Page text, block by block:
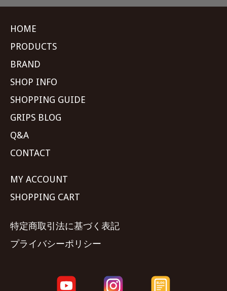
HOME
PRODUCTS
BRAND
SHOP INFO
SHOPPING GUIDE
GRIPS BLOG
Q&A
CONTACT
MY ACCOUNT
SHOPPING CART
特定商取引法に基づく表記
プライバシーポリシー